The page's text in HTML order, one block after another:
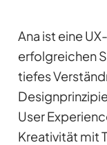
Ana ist eine
erfolgreichen
tiefes
User
Kreativität mit